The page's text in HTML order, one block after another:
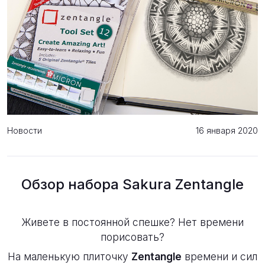
Новости 16 января 2020
Обзор набора Sakura Zentangle
Живете в постоянной спешке? Нет времени
порисовать?
На маленькую плиточку Zentangle времени и сил